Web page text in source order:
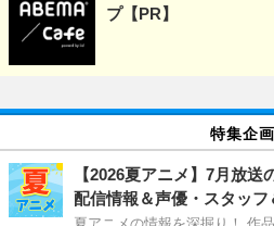
プ【PR】
特集企画
【2026夏アニメ】7月放
配信情報＆声優・スタッフ